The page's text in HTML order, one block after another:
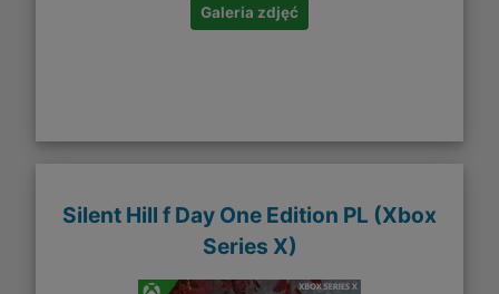
Galeria zdjęć
Silent Hill f Day One Edition PL (Xbox
Series X)